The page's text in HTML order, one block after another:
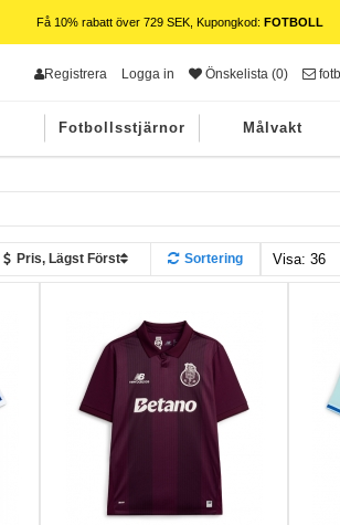
Få 10% rabatt över 729 SEK, Kupongkod: FOTBOLL
Registrera Logga in Önskelista (0)
Fotbollsstjärnor Målvakt
Pris, Lägst Först Sortering